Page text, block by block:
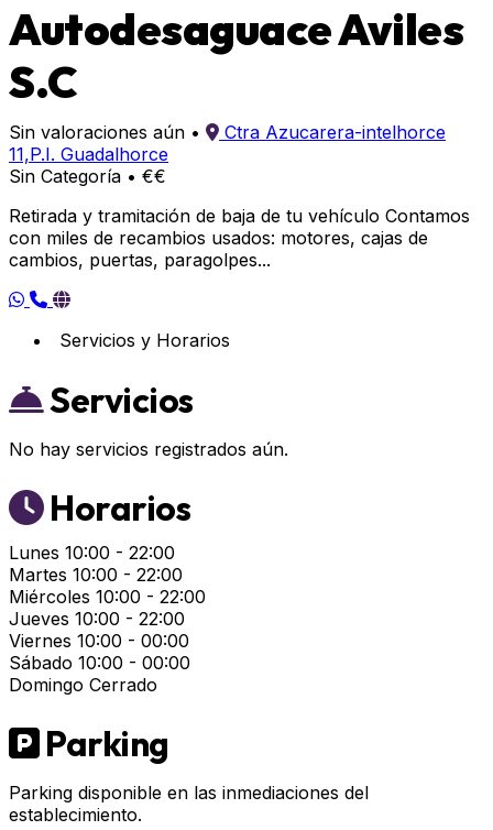
Autodesaguace Aviles
S.C
Sin valoraciones aún •
Ctra Azucarera-intelhorce
11,P.I. Guadalhorce
Sin Categoría • €€
Retirada y tramitación de baja de tu vehículo Contamos
con miles de recambios usados: motores, cajas de
cambios, puertas, paragolpes...
Servicios y Horarios
Servicios
No hay servicios registrados aún.
Horarios
Lunes 10:00 - 22:00
Martes 10:00 - 22:00
Miércoles 10:00 - 22:00
Jueves 10:00 - 22:00
Viernes 10:00 - 00:00
Sábado 10:00 - 00:00
Domingo Cerrado
Parking
Parking disponible en las inmediaciones del
establecimiento.